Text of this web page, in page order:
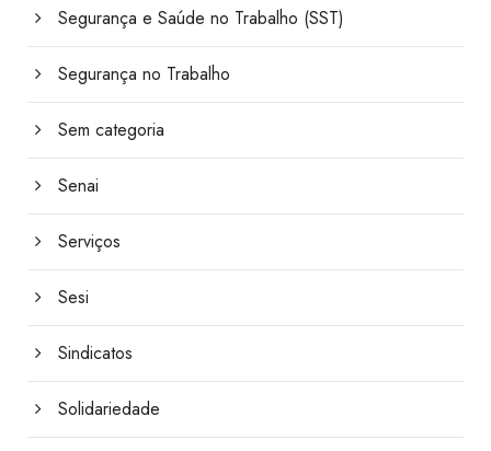
Segurança e Saúde no Trabalho (SST)
Segurança no Trabalho
Sem categoria
Senai
Serviços
Sesi
Sindicatos
Solidariedade